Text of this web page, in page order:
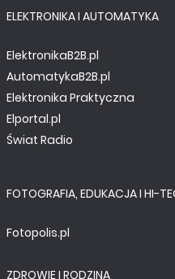
Będę potrzebował
ELEKTRONIKA I AUTOMATYKA
ElektronikaB2B.pl
AutomatykaB2B.pl
Elektronika Praktyczna
Elportal.pl
Świat Radio
FOTOGRAFIA, EDUKACJA I HI-
Fotopolis.pl
ZDROWIE I RODZINA